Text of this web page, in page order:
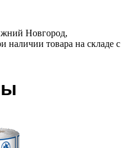
Новгород,
наличии товара на складе с